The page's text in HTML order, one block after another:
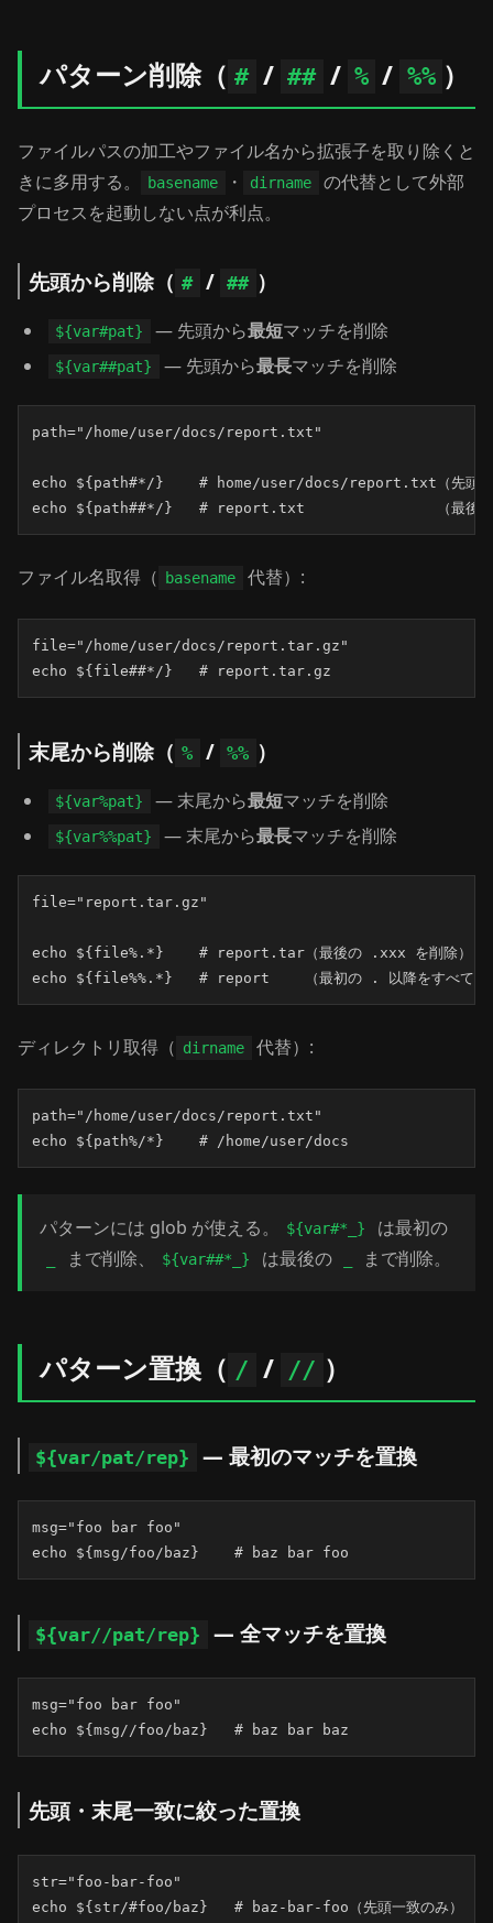
パターン削除（ # / ## / % / %% ）
ファイルパスの加工やファイル名から拡張子を取り除くと
きに多用する。
basename ・ dirname
の代替として外部
プロセスを起動しない点が利点。
先頭から削除（ # / ## ）
${var#pat} — 先頭から最短マッチを削除
${var##pat} — 先頭から最長マッチを削除
path="/home/user/docs/report.txt"
echo ${path#*/}    # home/user/docs/report.txt（先頭の
echo ${path##*/}   # report.txt               （最後の / よ
ファイル名取得（ basename 代替）:
file="/home/user/docs/report.tar.gz"
echo ${file##*/}   # report.tar.gz
末尾から削除（ % / %% ）
${var%pat} — 末尾から最短マッチを削除
${var%%pat} — 末尾から最長マッチを削除
file="report.tar.gz"
echo ${file%.*}    # report.tar（最後の .xxx を削除）
echo ${file%%.*}   # report    （最初の . 以降をすべて削
ディレクトリ取得（ dirname 代替）:
path="/home/user/docs/report.txt"
echo ${path%/*}    # /home/user/docs
パターンには glob が使える。 ${var#*_} は最初の
まで削除、 ${var##*_} は最後の まで削除。
パターン置換（ / / // ）
${var/pat/rep} — 最初のマッチを置換
msg="foo bar foo"
echo ${msg/foo/baz}    # baz bar foo
${var//pat/rep} — 全マッチを置換
msg="foo bar foo"
echo ${msg//foo/baz}   # baz bar baz
先頭・末尾一致に絞った置換
str="foo-bar-foo"
echo ${str/#foo/baz}   # baz-bar-foo（先頭一致のみ）